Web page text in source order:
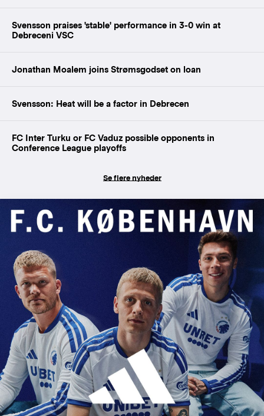
Svensson praises 'stable' performance in 3-0 win at
Debreceni VSC
Jonathan Moalem joins Strømsgodset on loan
Svensson: Heat will be a factor in Debrecen
FC Inter Turku or FC Vaduz possible opponents in
Conference League playoffs
Se flere nyheder